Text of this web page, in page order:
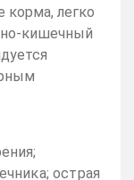
корма, легко
кишечный
острая